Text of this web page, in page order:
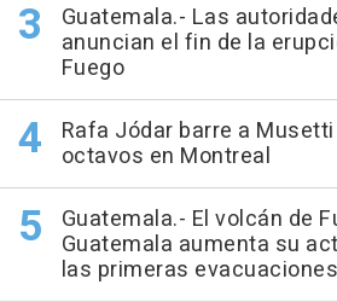
Guatemala.- Las
anuncian el fin de la
Fuego
Rafa Jódar barre a
octavos en Montreal
Guatemala.- El volcán de
Guatemala aumenta su
las primeras evacuaciones